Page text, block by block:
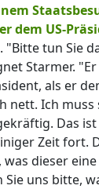
dem US-
"Bitte tun Sie
Starmer.
als er
nett. Ich muss
Das
Zeit fort.
was dieser
Sie uns bitte,